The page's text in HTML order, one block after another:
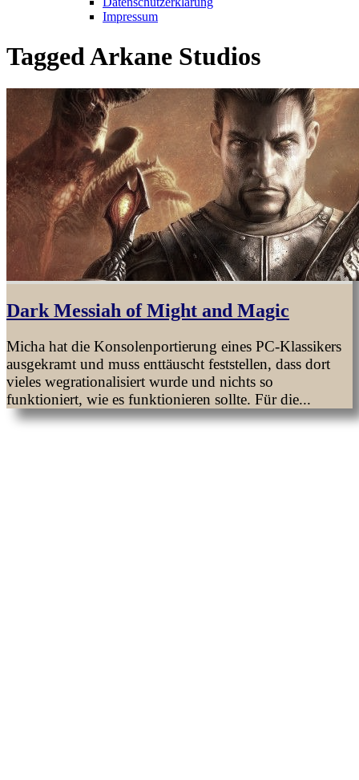
Impressum
TaggedArkane Studios
Dark Messiah of Might and Magic
Micha hat die Konsolenportierung eines PC-Klassikers
ausgekramt und muss enttäuscht feststellen, dass dort
vieles wegrationalisiert wurde und nichts so
funktioniert, wie es funktionieren sollte. Für die...